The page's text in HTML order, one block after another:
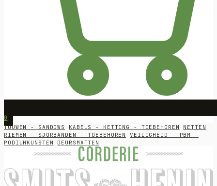
0
TOUWEN - SANDOWS KABELS - KETTING - TOEBEHOREN
NETTEN
RIEMEN - SJORBANDEN - TOEBEHOREN
VEILIGHEID – PBM –
PODIUMKUNSTEN
DEURSMATTEN